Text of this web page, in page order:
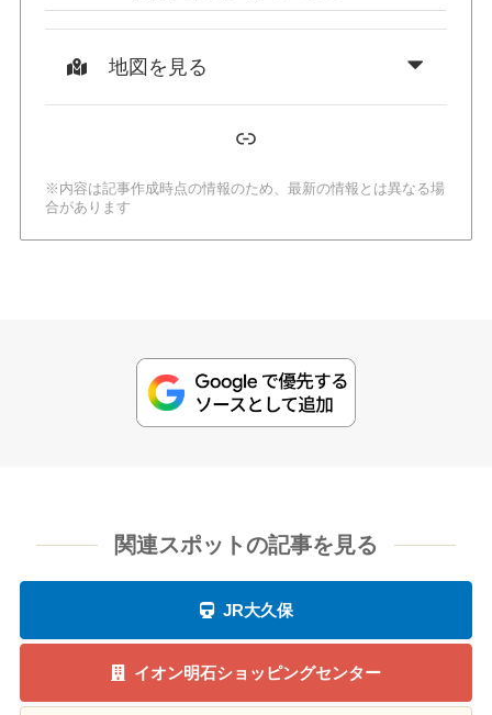
地図を見る
リンク
※内容は記事作成時点の情報のため、最新の情報とは異なる場
合があります
関連スポットの記事を見る
JR大久保
イオン明石ショッピングセンター